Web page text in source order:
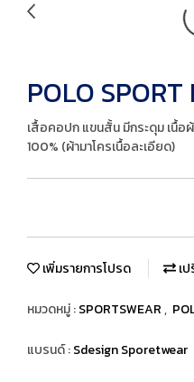
POLO SPORT
เสื้อคอปก แขนสั้น มีกระดุม เนื้อผ้
100% (ผ้ามาโครเนื้อละเอียด)
เพิ่มรายการโปรด เ
หมวดหมู่ :SPORTSWEAR,
แบรนด์ :Sdesign Sporetwear